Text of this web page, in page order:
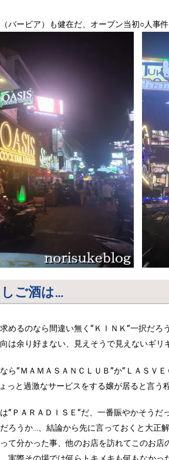
バービア）も健在だ、オープン当初○人事
ご酒は…
めるのなら間違い無く”ＫＩＮＫ”一択だろう
は余り好まない、見えそうで見えないギリ
ら”ＭＡＭＡＳＡＮＣＬＵＢ”か”ＬＡＳＶ
っと過激なサービスをする嬢が居ると言う
”ＰＡＲＡＤＩＳＥ”だ、一番賑やかそうだ
ろうか…、結論から先に言っておくと大正
て分かった事、他のお店を訪れてこのお